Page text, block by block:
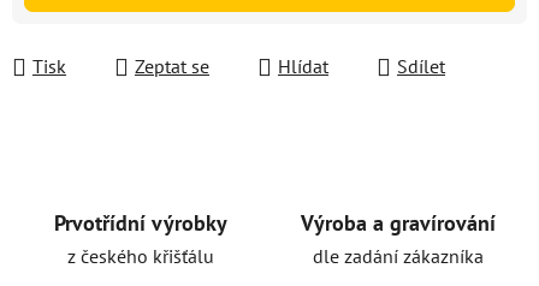
Tisk Zeptat se Hlídat Sdílet
Prvotřídní výrobky
z českého křišťálu
Výroba a gravírování
dle zadání zákazníka